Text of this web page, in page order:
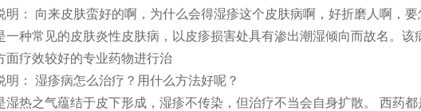
明： 向来皮肤蛮好的啊，为什么会得湿疹这个皮肤病啊，好折磨人啊，要
一种常见的皮肤炎性皮肤病，以皮疹损害处具有渗出潮湿倾向而故名。该
面疗效较好的专业药物进行治
明： 湿疹病怎么治疗？用什么方法好呢？
湿热之气蕴结于皮下形成，湿疹不传染，但治疗不当会自身扩散。 西药